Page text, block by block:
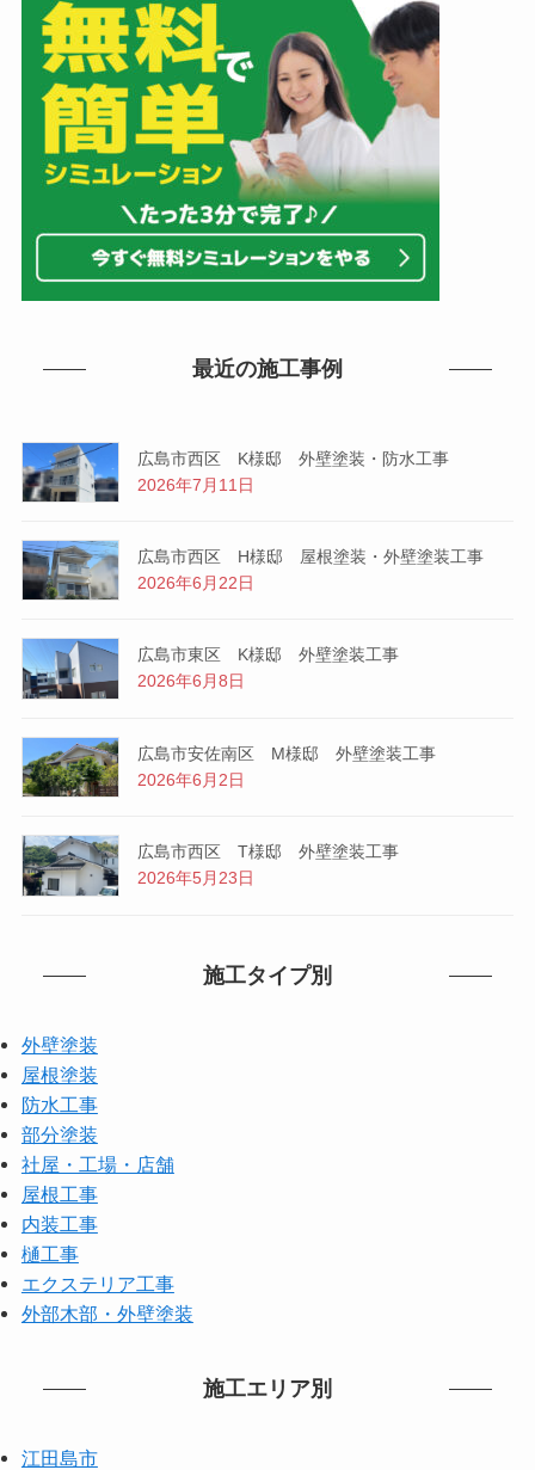
最近の施工事例
広島市西区 K様邸 外壁塗装・防水工事
2026年7月11日
広島市西区 H様邸 屋根塗装・外壁塗装工事
2026年6月22日
広島市東区 K様邸 外壁塗装工事
2026年6月8日
広島市安佐南区 M様邸 外壁塗装工事
2026年6月2日
広島市西区 T様邸 外壁塗装工事
2026年5月23日
施工タイプ別
外壁塗装
屋根塗装
防水工事
部分塗装
社屋・工場・店舗
屋根工事
内装工事
樋工事
エクステリア工事
外部木部・外壁塗装
施工エリア別
江田島市